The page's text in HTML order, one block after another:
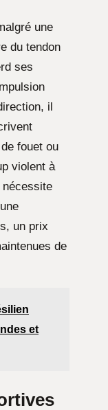
une
du tendon
ses
il
fouet ou
violent à
nécessite
un prix
de
et